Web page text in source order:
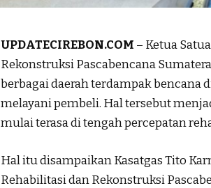
UPDATECIREBON.COM – Ketua
Rekonstruksi Pascabencana
berbagai daerah terdampak bencana
melayani pembeli. Hal tersebut
mulai terasa di tengah percepatan
Hal itu disampaikan Kasatgas Tito
Rehabilitasi dan Rekonstruksi